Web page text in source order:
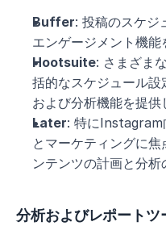
Buffer: 投稿のスケジ
エンゲージメント機能
Hootsuite: さまざま
括的なスケジュール
および分析機能を提供
Later: 特にInstagram
とマーケティングに
ンテンツの計画と分析
分析およびレポートツ